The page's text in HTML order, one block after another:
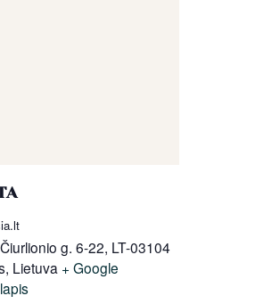
g. 6-22, LT-03104
, Lietuva + Google